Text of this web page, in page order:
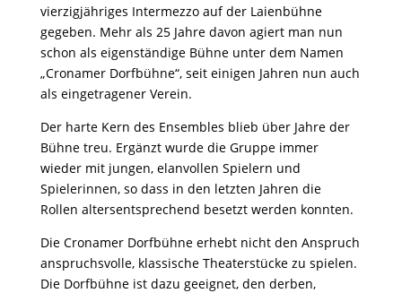
vierzigjähriges Intermezzo auf der Laienbühne
gegeben. Mehr als 25 Jahre davon agiert man nun
schon als eigenständige Bühne unter dem Namen
„Cronamer Dorfbühne“, seit einigen Jahren nun auch
als eingetragener Verein.
Der harte Kern des Ensembles blieb über Jahre der
Bühne treu. Ergänzt wurde die Gruppe immer
wieder mit jungen, elanvollen Spielern und
Spielerinnen, so dass in den letzten Jahren die
Rollen altersentsprechend besetzt werden konnten.
Die Cronamer Dorfbühne erhebt nicht den Anspruch
anspruchsvolle, klassische Theaterstücke zu spielen.
Die Dorfbühne ist dazu geeignet, den derben,